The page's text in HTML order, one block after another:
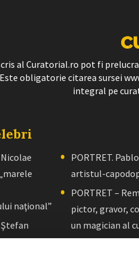
al Curatorial.ro pot fi
obligatorie citarea sursei
integral pe
naţional”
Ştefan
zugrav”
PORTRET.
artistul-
PORTRET –
pictor, gravor,
un magician al